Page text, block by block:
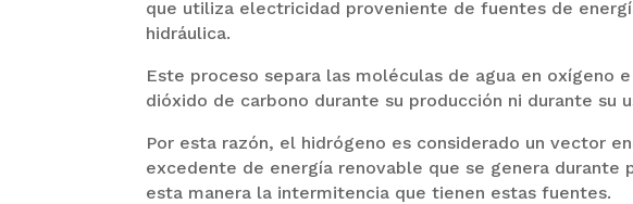
que utiliza electricidad proveniente de fuentes de
hidráulica.
Este proceso separa las moléculas de agua en oxígeno
dióxido de carbono durante su producción ni durante su
Por esta razón, el hidrógeno es considerado un vector
excedente de energía renovable que se genera durante
esta manera la intermitencia que tienen estas fuentes.